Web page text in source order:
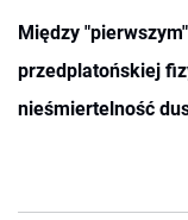
Między
przedplatońskiej
nieśmiertelność